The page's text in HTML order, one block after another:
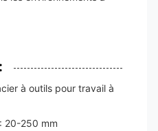
à outils pour travail à
20-250 mm